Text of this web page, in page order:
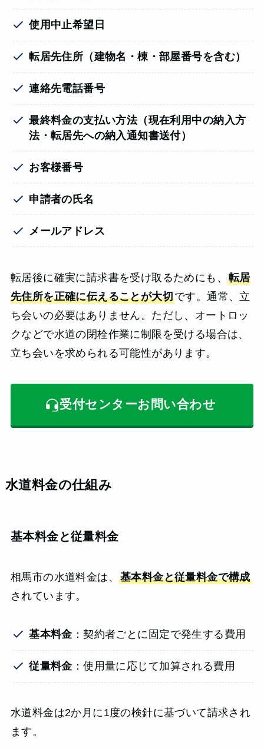
使用中止希望日
転居先住所（建物名・棟・部屋番号を含む）
連絡先電話番号
最終料金の支払い方法（現在利用中の納入方
法・転居先への納入通知書送付）
お客様番号
申請者の氏名
メールアドレス
転居後に確実に請求書を受け取るためにも、 転居
先住所を正確に伝えることが大切です。通常、立
ち会いの必要はありません。ただし、オートロッ
クなどで水道の閉栓作業に制限を受ける場合は、
立ち会いを求められる可能性があります。
受付センターお問い合わせ
水道料金の仕組み
基本料金と従量料金
相馬市の水道料金は、 基本料金と従量料金で構成
されています。
基本料金 ：契約者ごとに固定で発生する費用
従量料金 ：使用量に応じて加算される費用
水道料金は2か月に1度の検針に基づいて請求され
ます。